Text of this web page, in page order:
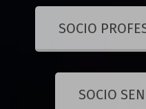
SOCIO
SOCIO